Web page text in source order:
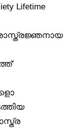
Lifetime